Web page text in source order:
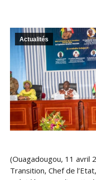
Actualités
(Ouagadougou, 11 avril
Transition, Chef de